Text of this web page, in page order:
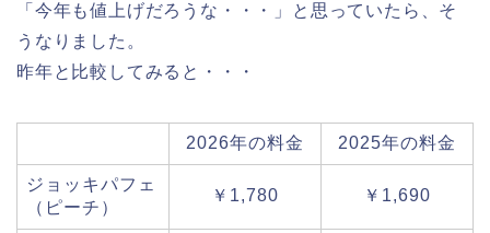
「今年も値上げだろうな・・・」と思っていたら、そ
うなりました。
昨年と比較してみると・・・
2026年の料金 2025年の料金
ジョッキパフェ
（ピーチ）
￥1,780 ￥1,690